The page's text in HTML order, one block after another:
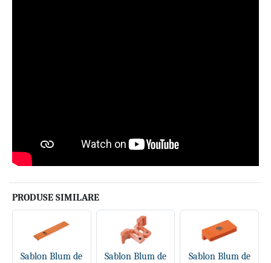
PRODUSE SIMILARE
Sablon Blum de
Sablon Blum de
Sablon Blum de